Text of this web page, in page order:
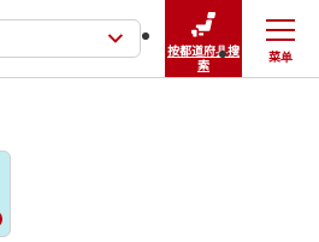
按都道府县搜
索
菜单
关闭